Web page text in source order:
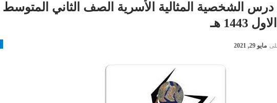
الشخصية المثالية الأسرية الصف الثاني المتوسط
هـ
مايو 29, 2021